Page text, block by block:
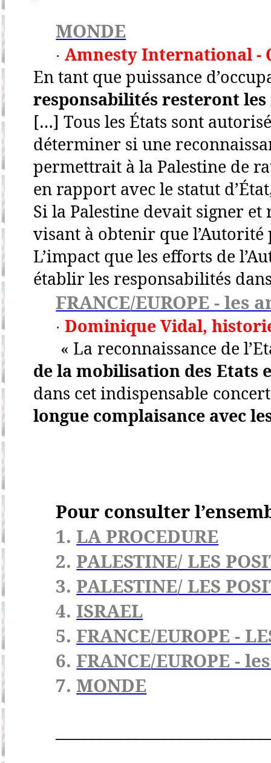
MONDE
· Amnesty International -
En tant que puissance
responsabilités resteront les
[…] Tous les États sont
déterminer si une
permettrait à la Palestine de
en rapport avec le statut
Si la Palestine devait signer
visant à obtenir que
L’impact que les efforts de
établir les responsabilités
FRANCE/EUROPE - les
· Dominique Vidal,
« La reconnaissance de
de la mobilisation des Etats
dans cet indispensable
longue complaisance avec
Pour consulter
1. LA PROCEDURE
2. PALESTINE/ LES
3. PALESTINE/ LES
4. ISRAEL
5. FRANCE/EUROPE -
6. FRANCE/EUROPE -
7. MONDE